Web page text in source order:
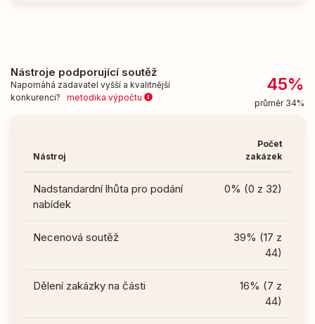
Nástroje podporující soutěž
Napomáhá zadavatel vyšší a kvalitnější
konkurenci? metodika výpočtu
45%
průměr 34%
Nástroj
Počet
zakázek
Nadstandardní lhůta pro podání
nabídek
0% (0 z 32)
Necenová soutěž
39% (17 z
44)
Dělení zakázky na části
16% (7 z
44)